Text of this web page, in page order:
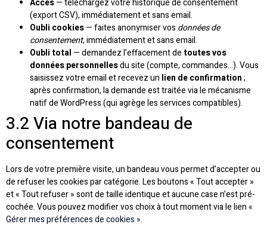
Accès— téléchargez votre historique de consentement
(export CSV), immédiatement et sans email.
Oubli cookies— faites anonymiser vos données de
consentement, immédiatement et sans email.
Oubli total — demandez l’effacement detoutes vos
données personnellesdu site (compte, commandes…). Vous
saisissez votre email et recevez un lien de confirmation;
après confirmation, la demande est traitée via le mécanisme
natif de WordPress (qui agrège les services compatibles).
3.2 Via notre bandeau de
consentement
Lors de votre première visite, un bandeau vous permet d’accepter ou
de refuser les cookies par catégorie. Les boutons « Tout accepter »
et « Tout refuser » sont de taille identique et aucune case n’est pré-
cochée. Vous pouvez modifier vos choix à tout moment via le lien«
Gérer mes préférences de cookies ».